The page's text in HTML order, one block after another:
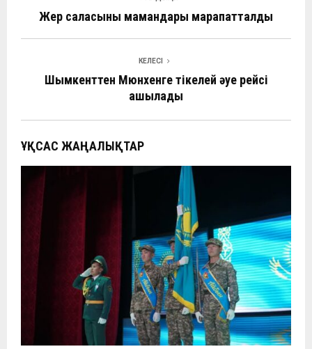
b
o
k
s
A
p
gr
a
m
h
at
dI
n
р
а
и
Жер саласының мамандары марапатталды
КЕЛЕСІ
Шымкенттен Мюнхенге тікелей әуе рейсі
ашылады
ҰҚСАС ЖАҢАЛЫҚТАР